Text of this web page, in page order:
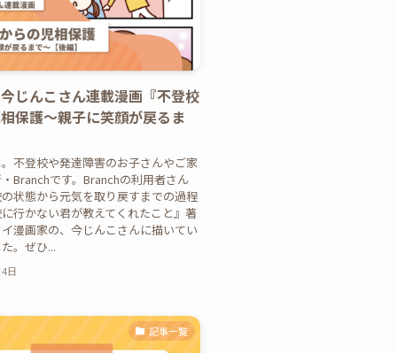
じんこさん連載漫画『不登校
保護〜親子に笑顔が戻るま
不登校や発達障害のお子さんやご家
Branchです。Branchの利用者さん
状態から元気を取り戻すまでの過程
行かない君が教えてくれたこと』著
漫画家の、今じんこさんに描いてい
。ぜひ...
日
記事一覧